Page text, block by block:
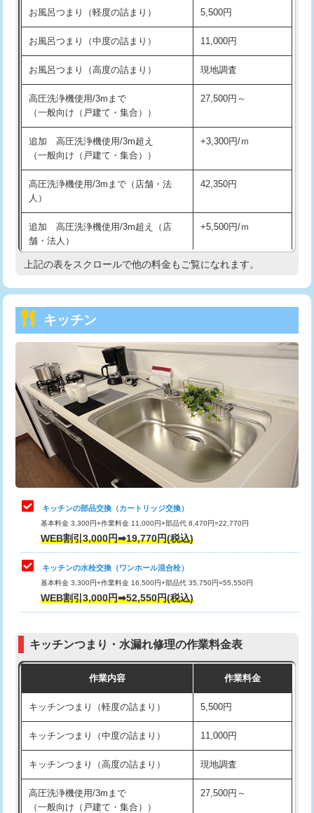
交換・取付(単水栓（壁付・デッキ
式）)
13,200円+材料費
交換・取付(混合水栓（壁付・デッキ
式・ワンホール）)
16,500円+材料費
交換・取付(排水栓・排水トラップ
（P/S/ポップアップ））
22,000円+材料費
交換・取付（その他部品） 11,000円+材料費
持込商品取付（単水栓） 13,200円
持込商品取付（混合水栓）
持込商品取付（浄水器・分岐水栓） 16,500円
持込商品取付（温水洗浄便座） 22,000円
持込商品取付（普通便座⇔温水洗浄便
22,000円
給水管工事※（ホール加工)
給水管工事※（バンド止め) 3,300円
給水管工事※（支持金具設置) 5,500円
給水管工事※（保温材使用（バンド止
め込み）)
5,500円
給水管工事※（土の掘削・埋め戻し作
11,000円
給水管工事※（塩ビ管（VP・HI）使
用/3ｍまで)
給水管工事※（塩ビ管（VP・HI）使
用（追加）/3ｍ超え)
給水管工事※（ライニング鋼管・銅
管・ポリ管・HT管使用/3ｍまで)
44,000円
管・ポリ管・HT管使用/3ｍ超え)
排水管工事（土の掘削・埋め戻し作
11,000円~
排水管工事（排水管工事/3ｍまで） 55,000円
排水管工事（追加 排水管工事/3ｍ超
+11,000円
マス交換（土の掘削・埋め戻し作業）
お風呂つまり（軽度の詰まり） 5,500円
お風呂つまり（中度の詰まり） 11,000円
お風呂つまり（高度の詰まり） 現地調査
高圧洗浄機使用/3mまで
（一般向け（戸建て・集合））
27,500円～
追加 高圧洗浄機使用/3m超え
（一般向け（戸建て・集合））
+3,300円/ｍ
高圧洗浄機使用/3mまで（店舗・法
人）
42,350円
追加 高圧洗浄機使用/3m超え（店
舗・法人）
+5,500円/ｍ
高度高圧洗浄換 現地調査
トーラー機使用/3mまで
追加トーラー機使用/3m超え +3,300円
カメラ調査 33,000円
桝清掃 8,800円
止水・漏水調査・防水処理・清掃・修
理・調整・分解・加工など（軽作業）
11,000円
止水・漏水調査・防水処理・清掃・修
理・調整・分解・加工など（中作業）
22,000円
止水・漏水調査・防水処理・清掃・修
理・調整・分解・加工など（重作業）
33,000円
お風呂タンク脱着
その他部品の脱着
式・ワンホール）)
交換・取付(排水栓・排水トラップ
22,000円+材料費
上記の表をスクロールで他の料金もご覧になれます。
キッチン
キッチンの部品交換（カートリッジ交換）
基本料金 3,300円+作業料金 11,000円+部品代 8,470円=22,770円
WEB割引3,000円➡19,770円(税込)
キッチンの水栓交換（ワンホール混合栓）
基本料金 3,300円+作業料金 16,500円+部品代 35,750円=55,550円
WEB割引3,000円➡52,550円(税込)
キッチンつまり・水漏れ修理の作業料金表
作業内容 作業料金
キッチンつまり（軽度の詰まり） 5,500円
キッチンつまり（中度の詰まり） 11,000円
キッチンつまり（高度の詰まり） 現地調査
高圧洗浄機使用/3mまで
（一般向け（戸建て・集合））
27,500円～